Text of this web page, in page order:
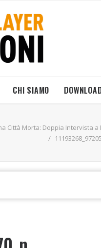
CHI SIAMO
Città Morta: Doppia Intervista